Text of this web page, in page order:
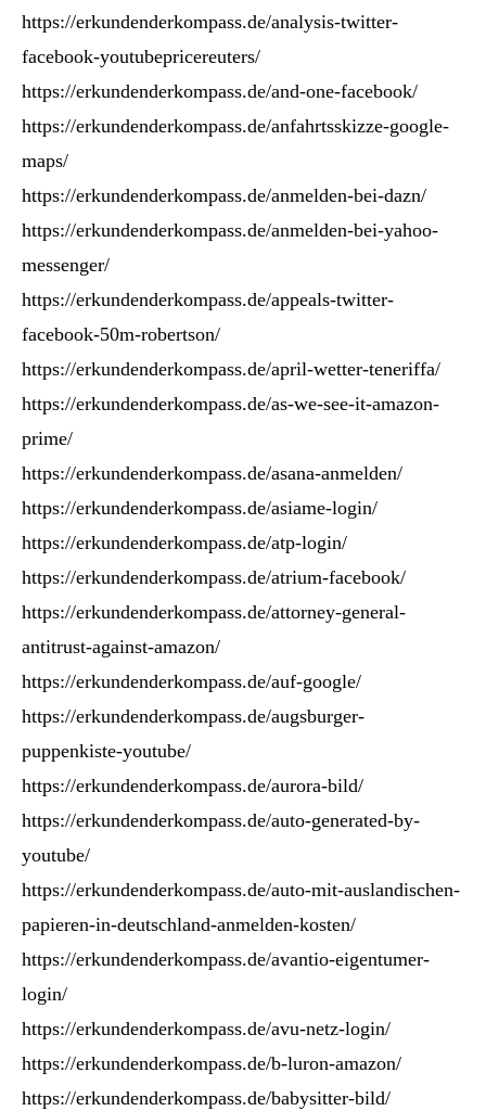
https://erkundenderkompass.de/analysis-twitter-
facebook-youtubepricereuters/
https://erkundenderkompass.de/and-one-facebook/
https://erkundenderkompass.de/anfahrtsskizze-google-
maps/
https://erkundenderkompass.de/anmelden-bei-dazn/
https://erkundenderkompass.de/anmelden-bei-yahoo-
messenger/
https://erkundenderkompass.de/appeals-twitter-
facebook-50m-robertson/
https://erkundenderkompass.de/april-wetter-teneriffa/
https://erkundenderkompass.de/as-we-see-it-amazon-
prime/
https://erkundenderkompass.de/asana-anmelden/
https://erkundenderkompass.de/asiame-login/
https://erkundenderkompass.de/atp-login/
https://erkundenderkompass.de/atrium-facebook/
https://erkundenderkompass.de/attorney-general-
antitrust-against-amazon/
https://erkundenderkompass.de/auf-google/
https://erkundenderkompass.de/augsburger-
puppenkiste-youtube/
https://erkundenderkompass.de/aurora-bild/
https://erkundenderkompass.de/auto-generated-by-
youtube/
https://erkundenderkompass.de/auto-mit-auslandischen-
papieren-in-deutschland-anmelden-kosten/
https://erkundenderkompass.de/avantio-eigentumer-
login/
https://erkundenderkompass.de/avu-netz-login/
https://erkundenderkompass.de/b-luron-amazon/
https://erkundenderkompass.de/babysitter-bild/